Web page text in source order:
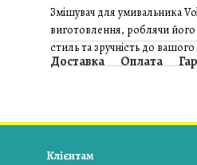
Змішувач для умивальника
виготовлення, роблячи його
стиль та зручність до
Доставка Оплата
Клієнтам